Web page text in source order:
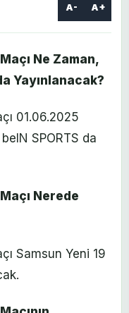
A- A+
Ne Zaman,
Yayınlanacak?
01.06.2025
SPORTS da
Nerede
Samsun Yeni 19